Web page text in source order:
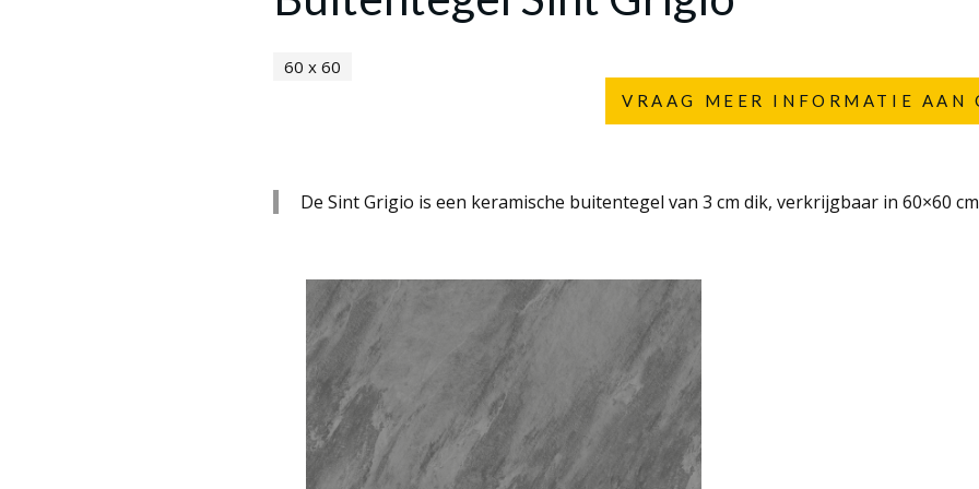
VRAAG MEER INFORMATIE AAN
60 x 60
De Sint Grigio is een keramische buitentegel van 3 cm dik, verkrijgbaar in 60×60